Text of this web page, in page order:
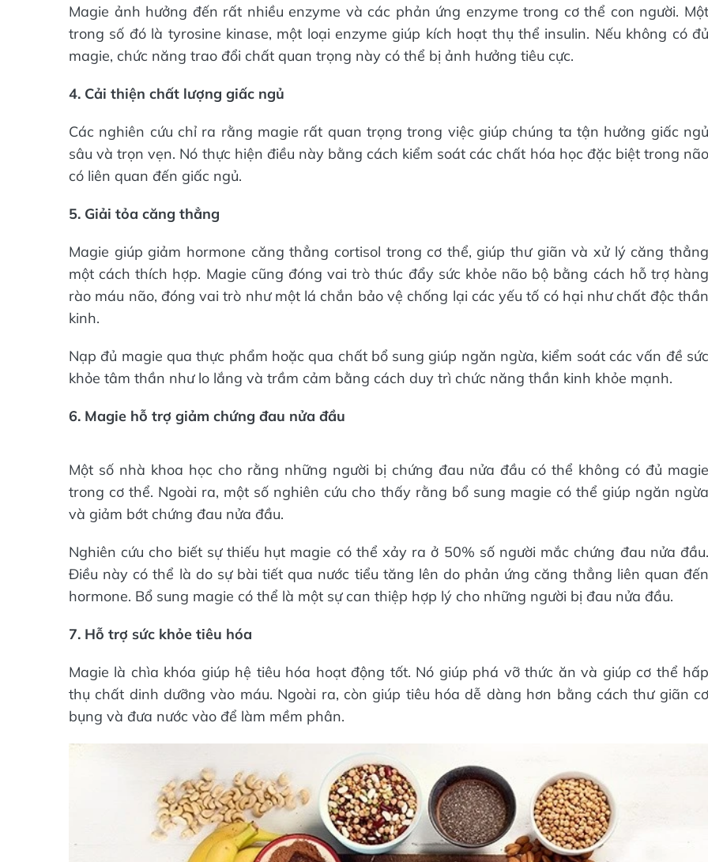
Magie ảnh hưởng đến rất nhiều enzyme và các phản ứng enzyme trong cơ thể con người. Một
trong số đó là tyrosine kinase, một loại enzyme giúp kích hoạt thụ thể insulin. Nếu không có đủ
magie, chức năng trao đổi chất quan trọng này có thể bị ảnh hưởng tiêu cực.
4. Cải thiện chất lượng giấc ngủ
Các nghiên cứu chỉ ra rằng magie rất quan trọng trong việc giúp chúng ta tận hưởng giấc ngủ
sâu và trọn vẹn. Nó thực hiện điều này bằng cách kiểm soát các chất hóa học đặc biệt trong não
có liên quan đến giấc ngủ.
5. Giải tỏa căng thẳng
Magie giúp giảm hormone căng thẳng cortisol trong cơ thể, giúp thư giãn và xử lý căng thẳng
một cách thích hợp. Magie cũng đóng vai trò thúc đẩy sức khỏe não bộ bằng cách hỗ trợ hàng
rào máu não, đóng vai trò như một lá chắn bảo vệ chống lại các yếu tố có hại như chất độc thần
kinh.
Nạp đủ magie qua thực phẩm hoặc qua chất bổ sung giúp ngăn ngừa, kiểm soát các vấn đề sức
khỏe tâm thần như lo lắng và trầm cảm bằng cách duy trì chức năng thần kinh khỏe mạnh.
6. Magie hỗ trợ giảm chứng đau nửa đầu
Một số nhà khoa học cho rằng những người bị chứng đau nửa đầu có thể không có đủ magie
trong cơ thể. Ngoài ra, một số nghiên cứu cho thấy rằng bổ sung magie có thể giúp ngăn ngừa
và giảm bớt chứng đau nửa đầu.
Nghiên cứu cho biết sự thiếu hụt magie có thể xảy ra ở 50% số người mắc chứng đau nửa đầu.
Điều này có thể là do sự bài tiết qua nước tiểu tăng lên do phản ứng căng thẳng liên quan đến
hormone. Bổ sung magie có thể là một sự can thiệp hợp lý cho những người bị đau nửa đầu.
7. Hỗ trợ sức khỏe tiêu hóa
Magie là chìa khóa giúp hệ tiêu hóa hoạt động tốt. Nó giúp phá vỡ thức ăn và giúp cơ thể hấp
thụ chất dinh dưỡng vào máu. Ngoài ra, còn giúp tiêu hóa dễ dàng hơn bằng cách thư giãn cơ
bụng và đưa nước vào để làm mềm phân.